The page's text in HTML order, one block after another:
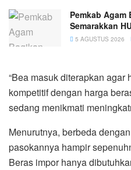
Pemkab Agam
Semarakkan
5 AGUSTUS 2026
“Bea masuk diterapkan agar
kompetitif dengan harga
sedang menikmati
Menurutnya, berbeda
pasokannya hampir
Beras impor hanya